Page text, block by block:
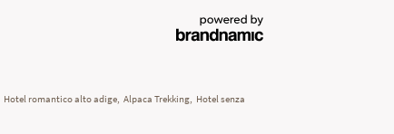
Hotel romantico alto adige, Alpaca Trekking, Hotel senza